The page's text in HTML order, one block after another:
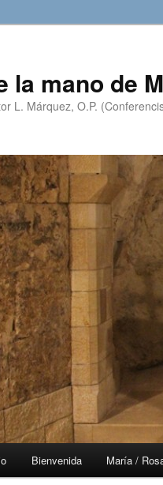
la mano de
L. Márquez, O.P.
Bienvenida María /